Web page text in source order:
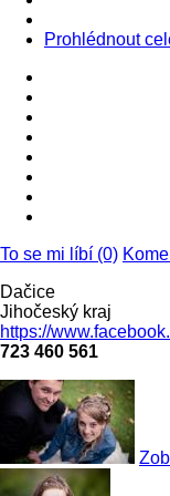
Prohlédnout
To se mi líbí (0)
Dačice
Jihočeský kraj
https://
723 460 561